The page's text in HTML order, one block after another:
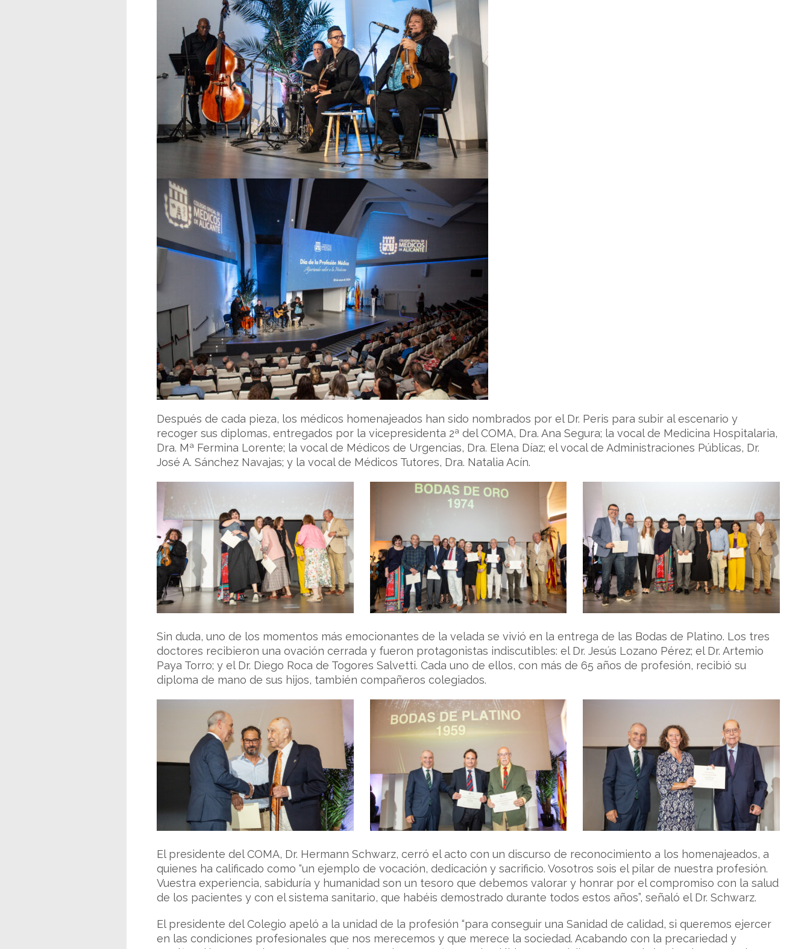
Después de cada pieza, los médicos homenajeados han sido nombrados por el Dr. Peris para subir al escenario y
recoger sus diplomas, entregados por la vicepresidenta 2ª del COMA, Dra. Ana Segura; la vocal de Medicina Hospitalaria,
Dra. Mª Fermina Lorente; la vocal de Médicos de Urgencias, Dra. Elena Díaz; el vocal de Administraciones Públicas, Dr.
José A. Sánchez Navajas; y la vocal de Médicos Tutores, Dra. Natalia Acín.
Sin duda, uno de los momentos más emocionantes de la velada se vivió en la entrega de las Bodas de Platino. Los tres
doctores recibieron una ovación cerrada y fueron protagonistas indiscutibles: el Dr. Jesús Lozano Pérez; el Dr. Artemio
Paya Torro; y el Dr. Diego Roca de Togores Salvetti. Cada uno de ellos, con más de 65 años de profesión, recibió su
diploma de mano de sus hijos, también compañeros colegiados.
El presidente del COMA, Dr. Hermann Schwarz, cerró el acto con un discurso de reconocimiento a los homenajeados, a
quienes ha calificado como “un ejemplo de vocación, dedicación y sacrificio. Vosotros sois el pilar de nuestra profesión.
Vuestra experiencia, sabiduría y humanidad son un tesoro que debemos valorar y honrar por el compromiso con la salud
de los pacientes y con el sistema sanitario, que habéis demostrado durante todos estos años”, señaló el Dr. Schwarz.
El presidente del Colegio apeló a la unidad de la profesión “para conseguir una Sanidad de calidad, si queremos ejercer
en las condiciones profesionales que nos merecemos y que merece la sociedad. Acabando con la precariedad y